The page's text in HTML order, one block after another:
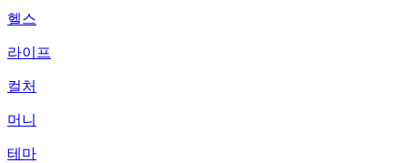
헬스
라이프
컬처
머니
테마